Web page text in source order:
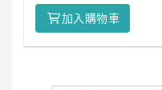
加入購物車